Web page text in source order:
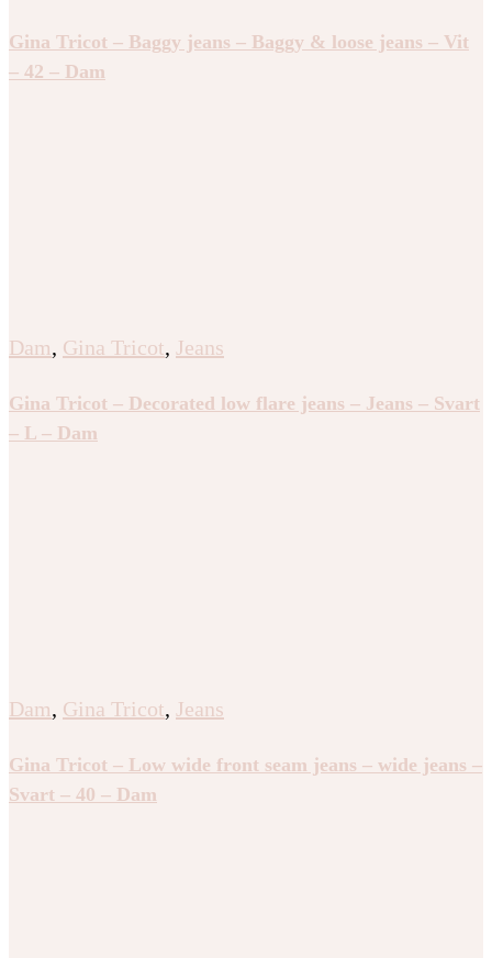
Gina Tricot – Baggy jeans – Baggy & loose jeans – Vit
– 42 – Dam
Dam, Gina Tricot, Jeans
Gina Tricot – Decorated low flare jeans – Jeans – Svart
– L – Dam
Dam, Gina Tricot, Jeans
Gina Tricot – Low wide front seam jeans – wide jeans –
Svart – 40 – Dam